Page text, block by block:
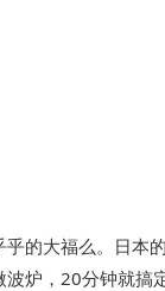
的大福么。日本
炉，20分钟就搞